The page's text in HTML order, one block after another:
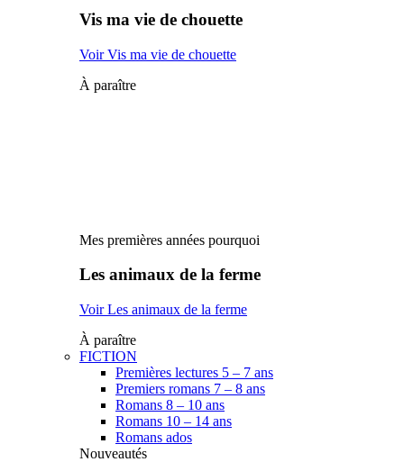
Vis ma vie de chouette
Voir Vis ma vie de chouette
À paraître
Mes premières années pourquoi
Les animaux de la ferme
Voir Les animaux de la ferme
À paraître
FICTION
Premières lectures 5 – 7 ans
Premiers romans 7 – 8 ans
Romans 8 – 10 ans
Romans 10 – 14 ans
Romans ados
Nouveautés